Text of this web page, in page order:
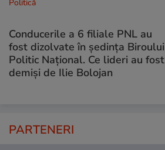
Politică
Conducerile a 6 filiale PNL au
fost dizolvate în ședința Biroului
Politic Național. Ce lideri au fost
demiși de Ilie Bolojan
PARTENERI